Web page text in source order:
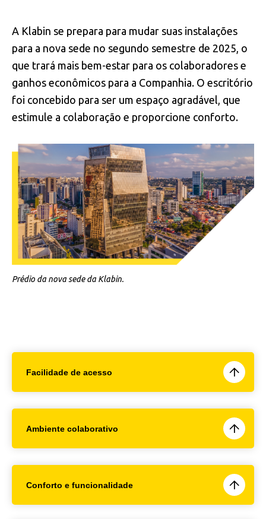
A Klabin se prepara para mudar suas instalações
para a nova sede no segundo semestre de 2025, o
que trará mais bem-estar para os colaboradores e
ganhos econômicos para a Companhia. O escritório
foi concebido para ser um espaço agradável, que
estimule a colaboração e proporcione conforto.
Prédio da nova sede da Klabin.
Facilidade de acesso
Ambiente colaborativo
Conforto e funcionalidade